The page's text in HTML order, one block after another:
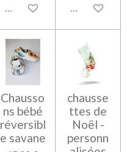
Voir les détails Voir les
Chausso
ns bébé
réversibl
e savane
chausse
ttes de
Noël -
personn